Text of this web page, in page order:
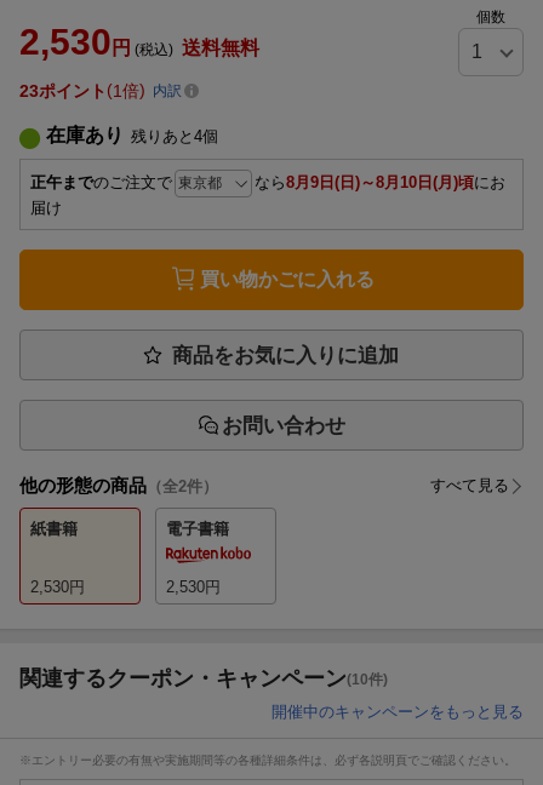
2,530 円 (税込) 送料無料
個数
23ポイント 1倍 内訳
在庫あり 残りあと 4個
正午までのご注文で なら8月9日(日)～8月10日(月)頃にお
届け
買い物かごに入れる
商品をお気に入りに追加
お問い合わせ
他の形態の商品 （全2件） すべて見る
紙書籍
2,530円
電子書籍
2,530円
関連するクーポン・キャンペーン(10件)
開催中のキャンペーンをもっと見る
※エントリー必要の有無や実施期間等の各種詳細条件は、必ず各説明頁でご確認ください。